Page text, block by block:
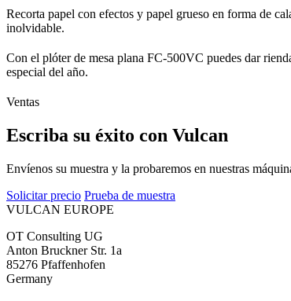
Recorta papel con efectos y papel grueso en forma de
inolvidable.
Con el plóter de mesa plana FC-500VC puedes dar
especial del año.
Ventas
Escriba su éxito con Vulcan
Envíenos su muestra y la probaremos en nuestras
Solicitar precio Prueba de muestra
VULCAN EUROPE
OT Consulting UG
Anton Bruckner Str. 1a
85276 Pfaffenhofen
Germany